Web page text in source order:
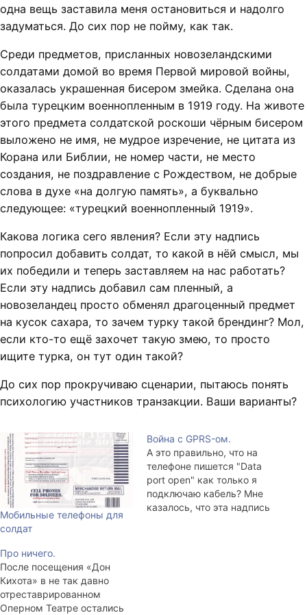
одна вещь заставила меня остановиться и надолго
задуматься. До сих пор не пойму, как так.
Среди предметов, присланных новозеландскими
солдатами домой во время Первой мировой войны,
оказалась украшенная бисером змейка. Сделана она
была турецким военнопленным в 1919 году. На животе
этого предмета солдатской роскоши чёрным бисером
выложено не имя, не мудрое изречение, не цитата из
Корана или Библии, не номер части, не место
создания, не поздравление с Рождеством, не добрые
слова в духе «на долгую память», а буквально
следующее: «турецкий военнопленный 1919».
Какова логика сего явления? Если эту надпись
попросил добавить солдат, то какой в нёй смысл, мы
их победили и теперь заставляем на нас работать?
Если эту надпись добавил сам пленный, а
новозеландец просто обменял драгоценный предмет
на кусок сахара, то зачем турку такой брендинг? Мол,
если кто-то ещё захочет такую змею, то просто
ищите турка, он тут один такой?
До сих пор прокручиваю сценарии, пытаюсь понять
психологию участников транзакции. Ваши варианты?
Мобильные телефоны для
солдат
Война с GPRS-ом.
А это правильно, что на
телефоне пишется "Data
port open" как только я
подключаю кабель? Мне
казалось, что эта надпись
Про ничего.
После посещения «Дон
Кихота» в не так давно
отреставрированном
Оперном Театре остались